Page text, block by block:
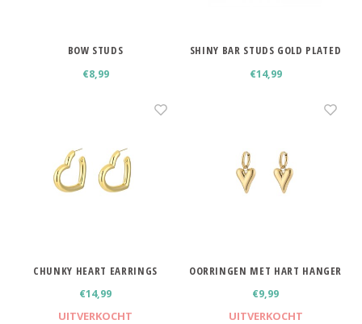
BOW STUDS
€8,99
SHINY BAR STUDS GOLD PLATED
€14,99
CHUNKY HEART EARRINGS
€14,99
UITVERKOCHT
OORRINGEN MET HART HANGER
€9,99
UITVERKOCHT